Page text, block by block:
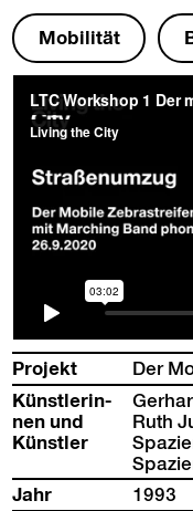
Mobil­ität
Pro­jekt
Der
Kün­st­lerin­
nen und
Künstler
Ruth
Jahr
1993